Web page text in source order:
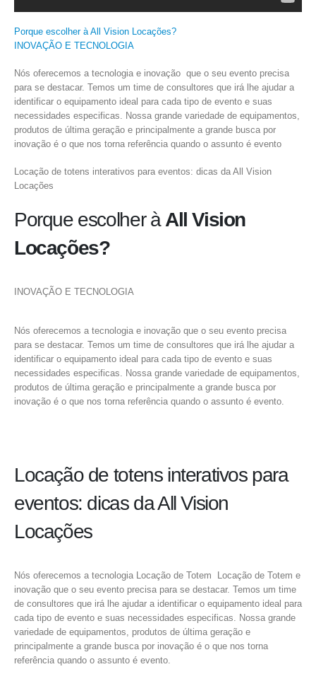
Porque escolher à All Vision Locações?
INOVAÇÃO E TECNOLOGIA
Nós oferecemos a tecnologia e inovação que o seu evento precisa
para se destacar. Temos um time de consultores que irá lhe ajudar a
identificar o equipamento ideal para cada tipo de evento e suas
necessidades especificas. Nossa grande variedade de equipamentos,
produtos de última geração e principalmente a grande busca por
inovação é o que nos torna referência quando o assunto é evento
Locação de totens interativos para eventos: dicas da All Vision
Locações
Porque escolher àAll Vision
Locações?
INOVAÇÃO E TECNOLOGIA
Nós oferecemos a tecnologia e inovação que o seu evento precisa
para se destacar. Temos um time de consultores que irá lhe ajudar a
identificar o equipamento ideal para cada tipo de evento e suas
necessidades especificas. Nossa grande variedade de equipamentos,
produtos de última geração e principalmente a grande busca por
inovação é o que nos torna referência quando o assunto é evento.
Locação de totens interativos para
eventos: dicas da All Vision
Locações
Nós oferecemos a tecnologia Locação de Totem Locação de Totem e
inovação que o seu evento precisa para se destacar. Temos um time
de consultores que irá lhe ajudar a identificar o equipamento ideal para
cada tipo de evento e suas necessidades especificas. Nossa grande
variedade de equipamentos, produtos de última geração e
principalmente a grande busca por inovação é o que nos torna
referência quando o assunto é evento.